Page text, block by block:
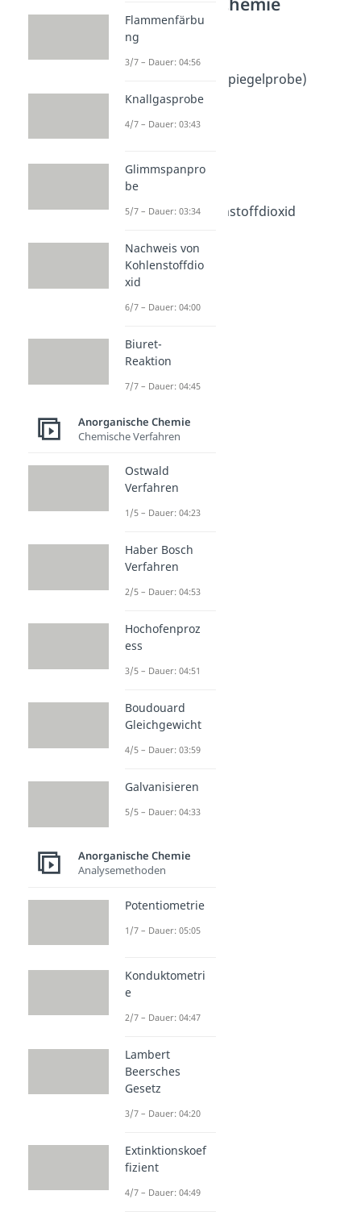
Nachweisreaktionen
Fehling Probe
Dauer: 04:28
Tollensprobe (Silberspiegelprobe)
Dauer: 04:24
Dauer: 04:56
Dauer: 03:43
Glimmspanprobe
Dauer: 03:34
Nachweis von Kohlenstoffdioxid
Biuret-Reaktion
Dauer: 04:45
Flammenfärbu
ng
3/7 – Dauer: 04:56
Knallgasprobe
4/7 – Dauer: 03:43
Glimmspanpro
be
5/7 – Dauer: 03:34
Nachweis von
Kohlenstoffdio
xid
6/7 – Dauer: 04:00
Biuret-
Reaktion
7/7 – Dauer: 04:45
Anorganische Chemie
Chemische Verfahren
Ostwald
Verfahren
1/5 – Dauer: 04:23
Haber Bosch
Verfahren
2/5 – Dauer: 04:53
Hochofenproz
ess
3/5 – Dauer: 04:51
Boudouard
Gleichgewicht
4/5 – Dauer: 03:59
Galvanisieren
5/5 – Dauer: 04:33
Anorganische Chemie
Analysemethoden
Potentiometrie
1/7 – Dauer: 05:05
Konduktometri
e
2/7 – Dauer: 04:47
Lambert
Beersches
Gesetz
3/7 – Dauer: 04:20
Extinktionskoef
fizient
4/7 – Dauer: 04:49